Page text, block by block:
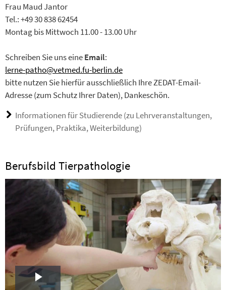
Frau Maud Jantor
Tel.: +49 30 838 62454
Montag bis Mittwoch 11.00 - 13.00 Uhr
Schreiben Sie uns eineEmail:
lerne-patho@vetmed.fu-berlin.de
bitte nutzen Sie hierfür ausschließlich Ihre ZEDAT-Email-
Adresse (zum Schutz Ihrer Daten), Dankeschön.
Informationen für Studierende (zu Lehrveranstaltungen,
Prüfungen, Praktika, Weiterbildung)
Berufsbild Tierpathologie